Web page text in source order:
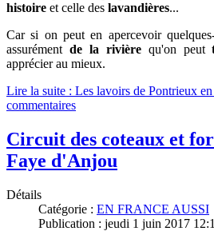
histoire et celle des lavandières...
Car si on peut en apercevoir
assurément de la rivièrequ'on peut
apprécier au mieux.
Lire la suite : Les lavoirs de Pontrieux
commentaires
Circuit des coteaux et
Faye d'Anjou
Détails
Catégorie : EN FRANCE AUSSI
Publication : jeudi 1 juin 2017